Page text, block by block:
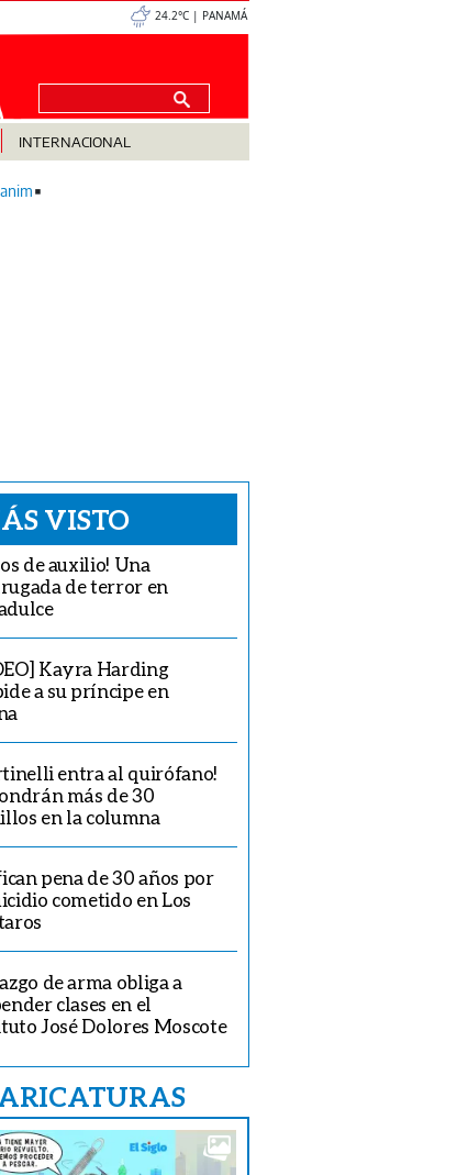
24.2°C | PANAMÁ
INTERNACIONAL
VISTO
de auxilio! Una
de terror en
Kayra Harding
a su príncipe en
entra al quirófano!
más de 30
en la columna
pena de 30 años por
cometido en Los
de arma obliga a
clases en el
José Dolores Moscote